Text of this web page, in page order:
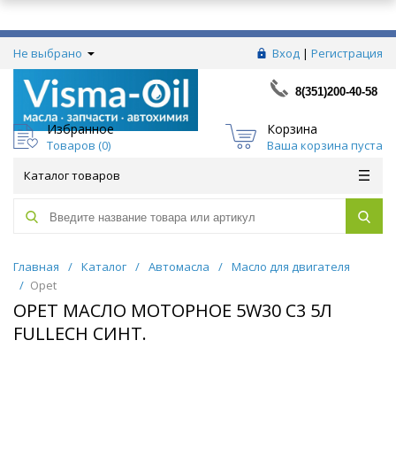
Не выбрано Вход | Регистрация
8(351)200-40-58
Избранное
Товаров (0)
Корзина
Ваша корзина пуста
Каталог товаров
Главная / Каталог / Автомасла / Масло для двигателя
/ Opet
OPET МАСЛО МОТОРНОЕ 5W30 С3 5Л
FULLECH СИНТ.